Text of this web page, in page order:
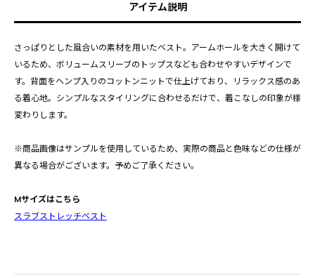
アイテム説明
さっぱりとした風合いの素材を用いたベスト。アームホールを大きく開けて
いるため、ボリュームスリーブのトップスなども合わせやすいデザインで
す。背面をヘンプ入りのコットンニットで仕上げており、リラックス感のあ
る着心地。シンプルなスタイリングに合わせるだけで、着こなしの印象が様
変わりします。
※商品画像はサンプルを使用しているため、実際の商品と色味などの仕様が
異なる場合がございます。予めご了承ください。
Mサイズはこちら
スラブストレッチベスト